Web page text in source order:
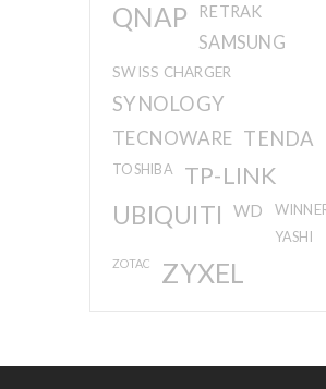
QNAP RETRAK
SAMSUNG
SWISS CHARGER
SYNOLOGY
TECNOWARE TENDA
TOSHIBA TP-LINK
UBIQUITI WD
YASHI
ZOTAC ZYXEL